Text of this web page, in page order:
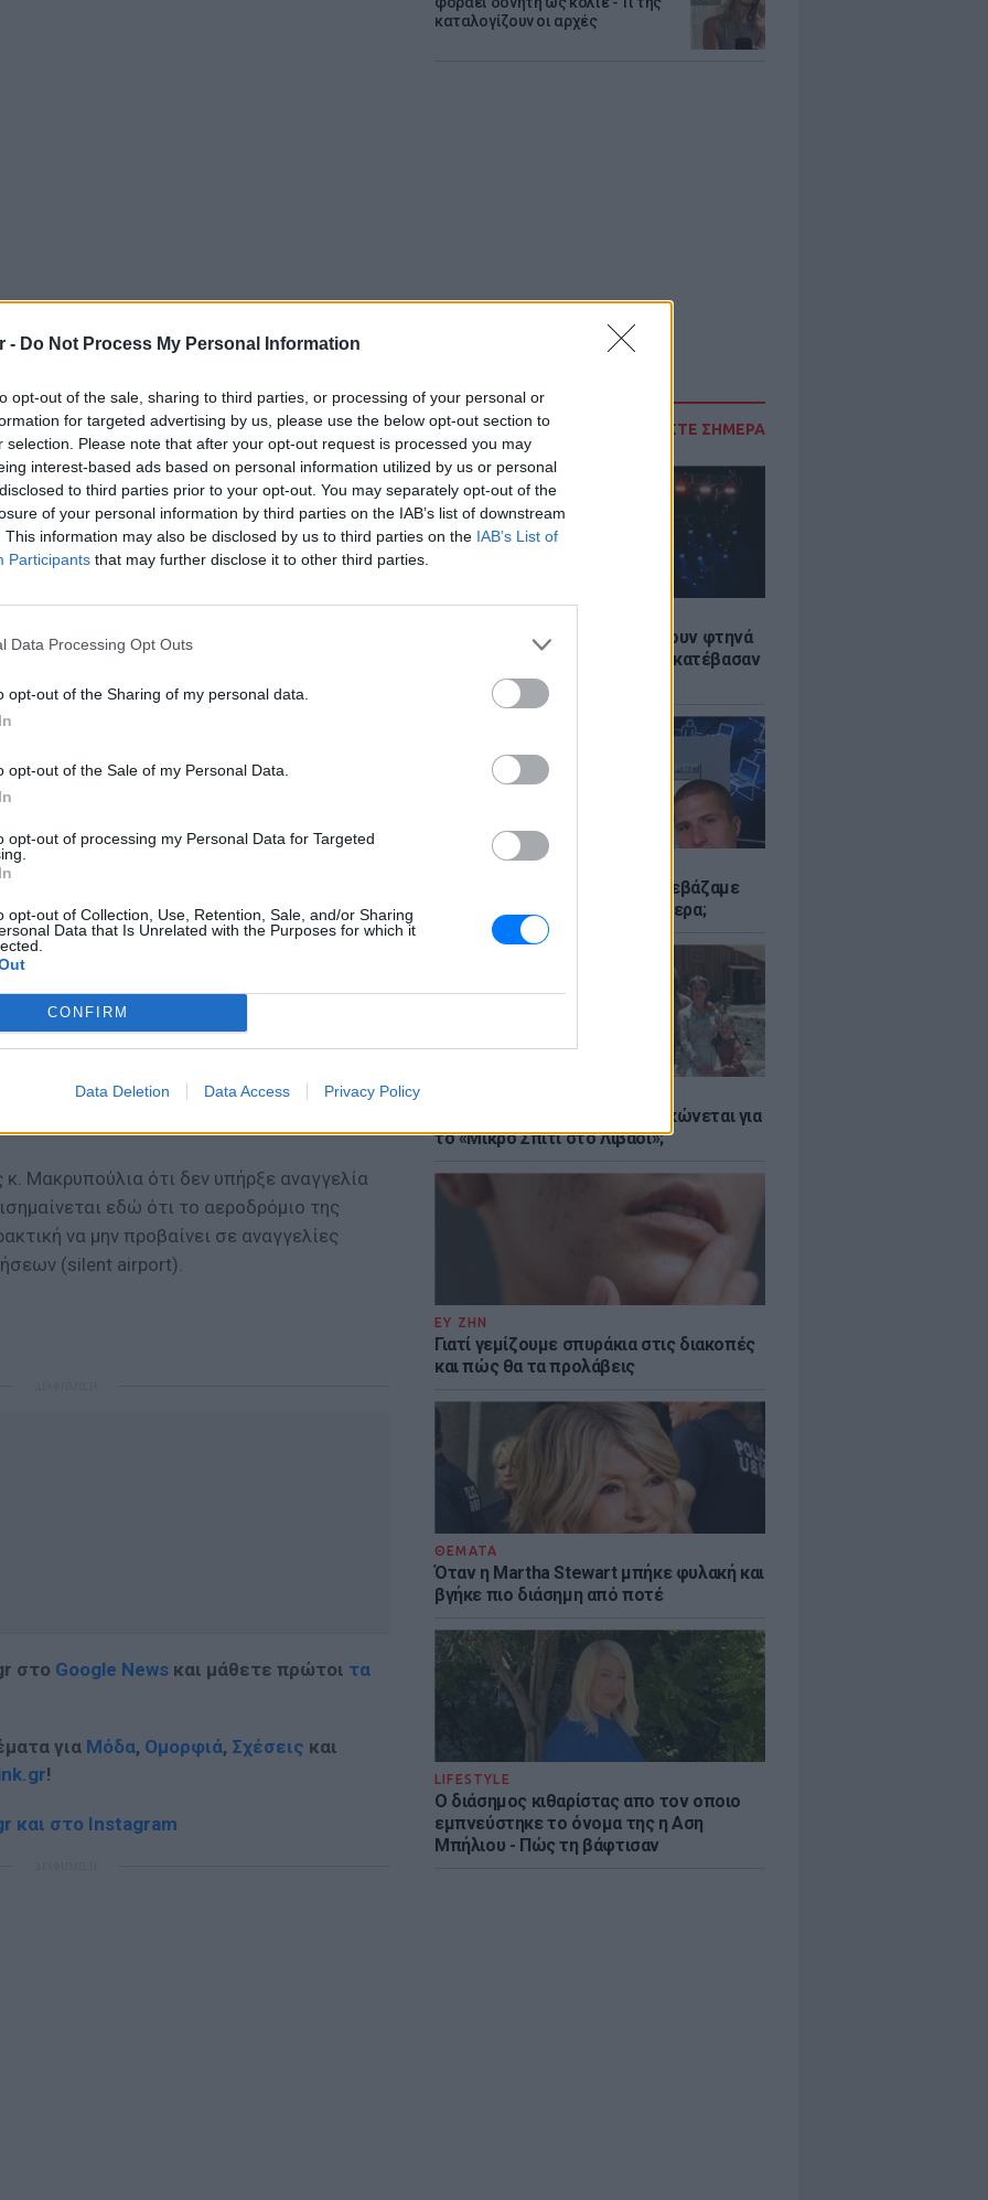
- Do Not Process My Personal Information
opt-out of the sale, sharing to third parties, or processing of your personal or
for targeted advertising by us, please use the below opt-out section to
selection. Please note that after your opt-out request is processed you may
interest-based ads based on personal information utilized by us or personal
to third parties prior to your opt-out. You may separately opt-out of the
of your personal information by third parties on the IAB’s list of downstream
This information may also be disclosed by us to third parties on the IAB’s List of
Participants that may further disclose it to other third parties.
Data Processing Opt Outs
opt-out of the Sharing of my personal data.
opt-out of the Sale of my Personal Data.
opt-out of processing my Personal Data for Targeted
opt-out of Collection, Use, Retention, Sale, and/or Sharing
Data that Is Unrelated with the Purposes for which it
CONFIRM
Data Deletion Data Access Privacy Policy
καταλογίζουν οι αρχές
ΔΙΑΒΑΣΤΕ ΣΗΜΕΡΑ
Οι συναυλίες επιτέλους βγάζουν φτηνά
εισιτήρια - Ποιοι καλλιτέχνες κατέβασαν
τις τιμές
Έφτιαξαν το Napster που κατεβάζαμε
μουσική - Πού βρίσκονται σήμερα;
Explainer: Γιατί η Αμερική τσακώνεται για
το «Μικρό Σπίτι στο Λιβάδι»;
ΕΥ ΖΗΝ
Γιατί γεμίζουμε σπυράκια στις διακοπές
και πώς θα τα προλάβεις
ΘΕΜΑΤΑ
Όταν η Martha Stewart μπήκε φυλακή και
βγήκε πιο διάσημη από ποτέ
LIFESTYLE
Ο διάσημος κιθαρίστας απο τον οποιο
εμπνεύστηκε το όνομα της η Αση
Μπήλιου - Πώς τη βάφτισαν
ακολούθους της στο Instagram,
της. Όπως λέει, βρισκόταν στην ώρα
πριν την επιβίβαση και πριν περιμένει
τουαλέτα. Γυρνώντας αφού αντίκρισε ότι
εργαζόμενες για το τι συνέβη. Όπως
ότι οι επιβάτες έχουν μπει στο
3 λεπτά.
στο protothema.gr, σημειώνουν ότι η
οι άνθρωποι μας εφαρμόζουν με
τις προβλεπόμενες διαδικασίες ώστε να
εξυπηρέτησης και φροντίδας των
όσο και στην πτήση». Αυτή είναι η επίσημη
express σε συνέχεια της ανάρτησης της
δίκτυα.
ευρωπαϊκούς κανονισμούς, όπως
από πλευράς της Ευρωπαϊκής
αεροπορικών μεταφορών ο επιβάτης
την απαίτηση να βρίσκεται στο σημείο
καθορισμένου χρόνου» εξ’ ού και δεν
αν δεν μπορέσει να επιβιβαστεί. Επιπλέον,
του αεροδρομίου της Αθήνας,
Αερολιμένα αναφέρεται ότι «η
αναχώρησης μπορεί να οδηγήσει σε
Μακρυπούλια ότι δεν υπήρξε αναγγελία
εδώ ότι το αεροδρόμιο της
να μην προβαίνει σε αναγγελίες
(silent airport).
στο Google News και μάθετε πρώτοι τα
για Μόδα, Ομορφιά, Σχέσεις και
!
και στο Instagram